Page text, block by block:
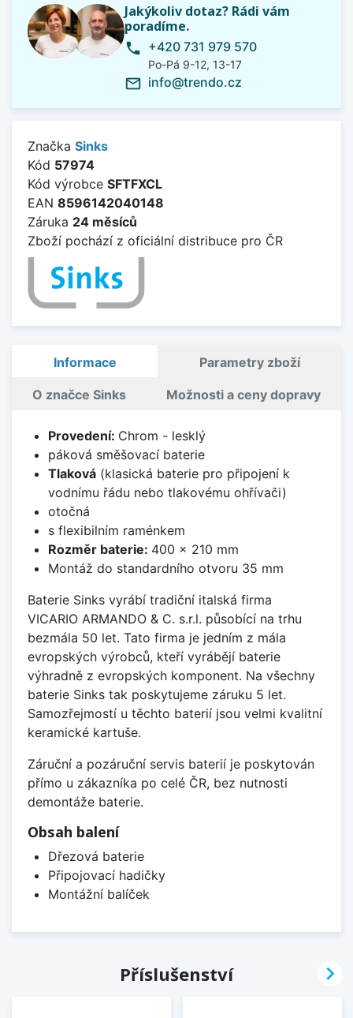
Jakýkoliv dotaz? Rádi vám
poradíme.
phone +420 731 979 570
Po-Pá 9-12, 13-17
mail_outline info@trendo.cz
Značka Sinks
Kód 57974
Kód výrobce SFTFXCL
EAN 8596142040148
Záruka 24 měsíců
Zboží pochází z oficiální distribuce pro ČR
Informace Parametry zboží
O značce Sinks Možnosti a ceny dopravy
Provedení: Chrom - lesklý
páková směšovací baterie
Tlaková(klasická baterie pro připojení k
vodnímu řádu nebo tlakovému ohřívači)
otočná
s flexibilním raménkem
Rozměr baterie: 400 x 210 mm
Montáž do standardního otvoru 35 mm
Baterie Sinks vyrábí tradiční italská firma
VICARIO ARMANDO & C. s.r.l. působící na trhu
bezmála 50 let. Tato firma je jedním z mála
evropských výrobců, kteří vyrábějí baterie
výhradně z evropských komponent. Na všechny
baterie Sinks tak poskytujeme záruku 5 let.
Samozřejmostí u těchto baterií jsou velmi kvalitní
keramické kartuše.
Záruční a pozáruční servis baterií je poskytován
přímo u zákazníka po celé ČR, bez nutnosti
demontáže baterie.
Obsah balení
Dřezová baterie
Připojovací hadičky
Montážní balíček
Příslušenství 